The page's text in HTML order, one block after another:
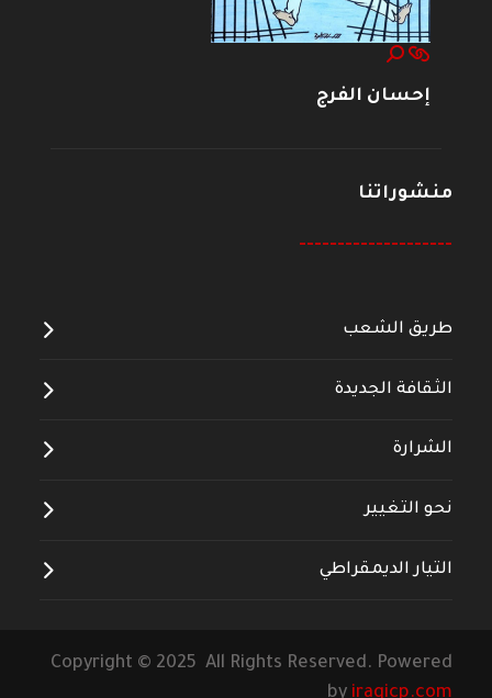
إحسان الفرج
منشوراتنا
--------------------
طريق الشعب
الثقافة الجديدة
الشرارة
نحو التغيير
التيار الديمقراطي
Copyright © 2025 All Rights Reserved. Powered
by iraqicp.com